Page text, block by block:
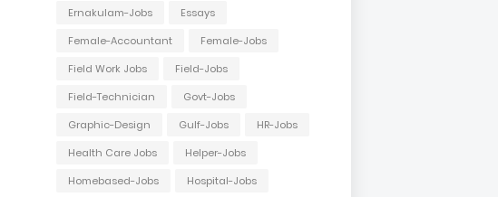
Ernakulam-Jobs
Essays
Female-Accountant
Female-Jobs
Field Work Jobs
Field-Jobs
Field-Technician
Govt-Jobs
Graphic-Design
Gulf-Jobs
HR-Jobs
Health Care Jobs
Helper-Jobs
Homebased-Jobs
Hospital-Jobs